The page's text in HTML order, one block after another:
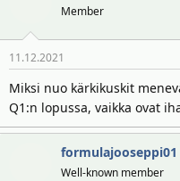
Member
11.12.2021
Miksi nuo kärkikuskit
Q1:n lopussa, vaikka ovat
formulajooseppi01
Well-known member